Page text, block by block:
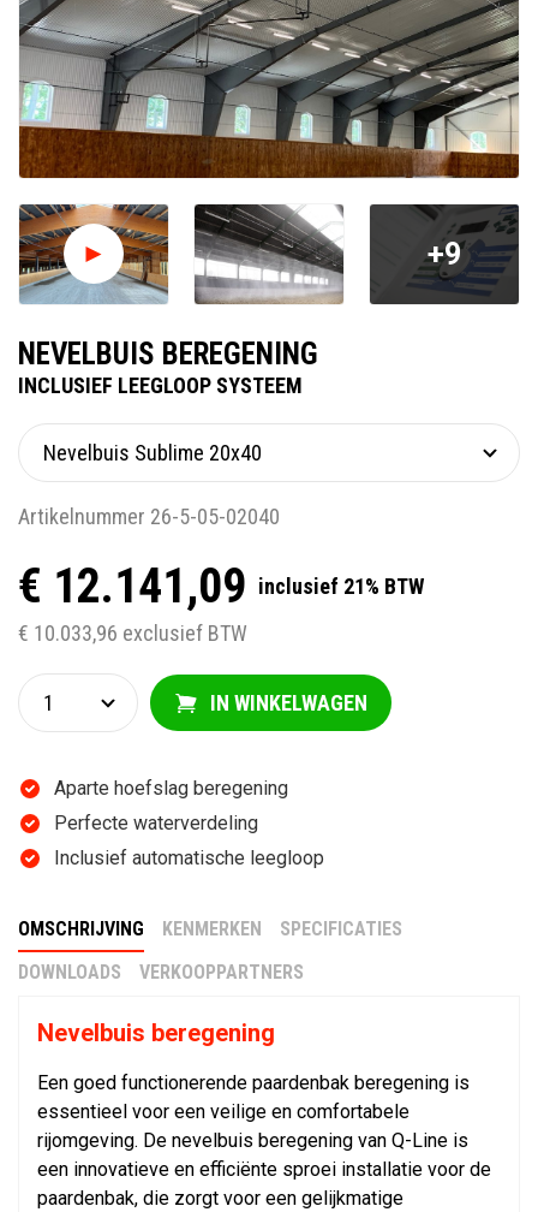
NEVELBUIS BEREGENING
INCLUSIEF LEEGLOOP SYSTEEM
Artikelnummer 26-5-05-02040
€ 12.141,09 inclusief 21% BTW
€ 10.033,96 exclusief BTW
IN WINKELWAGEN
Aparte hoefslag beregening
Perfecte waterverdeling
Inclusief automatische leegloop
+9
OMSCHRIJVING KENMERKEN
SPECIFICATIES
DOWNLOADS
VERKOOPPARTNERS
Nevelbuis beregening
Een goed functionerende paardenbak beregening is
essentieel voor een veilige en comfortabele
rijomgeving. De nevelbuis beregening van Q-Line is
een innovatieve en efficiënte sproei installatie voor de
paardenbak, die zorgt voor een gelijkmatige